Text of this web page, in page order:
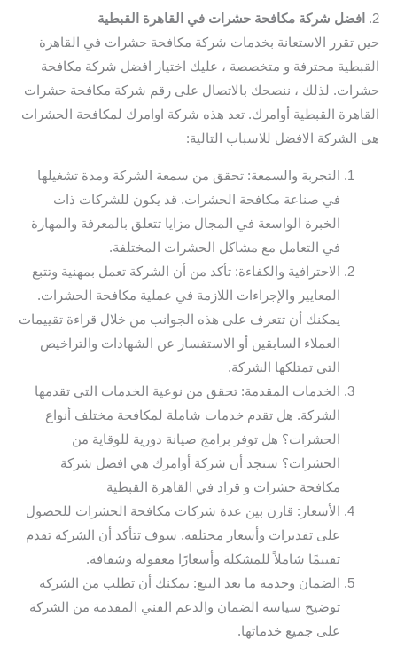
2.
افضل شركة مكافحة حشرات في القاهرة القبطية
حين تقرر الاستعانة بخدمات شركة مكافحة حشرات في القاهرة
القبطية محترفة و متخصصة ، عليك اختيار افضل شركة مكافحة
حشرات. لذلك ، ننصحك بالاتصال على رقم شركة مكافحة حشرات
القاهرة القبطية أوامرك. تعد هذه شركة اوامرك لمكافحة الحشرات
هي الشركة الافضل للاسباب التالية:
التجربة والسمعة: تحقق من سمعة الشركة ومدة تشغيلها
في صناعة مكافحة الحشرات. قد يكون للشركات ذات
الخبرة الواسعة في المجال مزايا تتعلق بالمعرفة والمهارة
في التعامل مع مشاكل الحشرات المختلفة.
الاحترافية والكفاءة: تأكد من أن الشركة تعمل بمهنية وتتبع
المعايير والإجراءات اللازمة في عملية مكافحة الحشرات.
يمكنك أن تتعرف على هذه الجوانب من خلال قراءة تقييمات
العملاء السابقين أو الاستفسار عن الشهادات والتراخيص
التي تمتلكها الشركة.
الخدمات المقدمة: تحقق من نوعية الخدمات التي تقدمها
الشركة. هل تقدم خدمات شاملة لمكافحة مختلف أنواع
الحشرات؟ هل توفر برامج صيانة دورية للوقاية من
الحشرات؟ ستجد أن شركة أوامرك هي افضل شركة
مكافحة حشرات و قراد في القاهرة القبطية
الأسعار: قارن بين عدة شركات مكافحة الحشرات للحصول
على تقديرات وأسعار مختلفة. سوف تتأكد أن الشركة تقدم
تقييمًا شاملاً للمشكلة وأسعارًا معقولة وشفافة.
الضمان وخدمة ما بعد البيع: يمكنك أن تطلب من الشركة
توضيح سياسة الضمان والدعم الفني المقدمة من الشركة
على جميع خدماتها.